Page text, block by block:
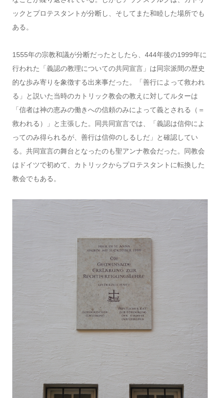
ックとプロテスタントが分断し、そしてまた和睦した場所でも
ある。
1555年の宗教和議が分断だったとしたら、444年後の1999年に
行われた「義認の教理についての共同宣言」は同宗派間の歴史
的な歩み寄りを象徴する出来事だった。「善行によって救われ
る」と説いた当時のカトリック教会の教えに対してルターは
「信者は神の恵みの働きへの信頼のみによって義とされる（＝
救われる）」と主張した。同共同宣言では、「義認は信仰によ
ってのみ得られるが、善行は信仰のしるしだ」と確認してい
る。共同宣言の舞台となったのも聖アンナ教会だった。同教会
はドイツで初めて、カトリックからプロテスタントに転換した
教会でもある。